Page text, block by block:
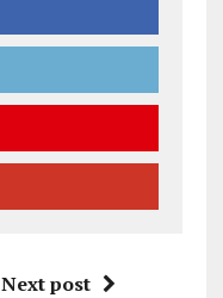
Next post